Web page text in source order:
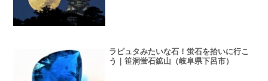
ラピュタみたいな石！蛍石を拾いに行こ
う｜笹洞蛍石鉱山（岐阜県下呂市）